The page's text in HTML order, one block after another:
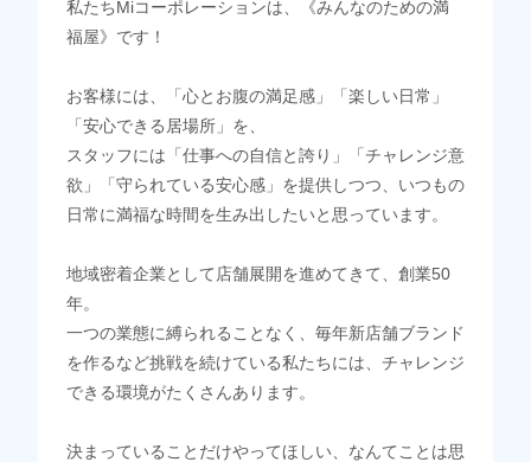
私たちMiコーポレーションは、《みんなのための満
福屋》です！
お客様には、「心とお腹の満足感」「楽しい日常」
「安心できる居場所」を、
スタッフには「仕事への自信と誇り」「チャレンジ意
欲」「守られている安心感」を提供しつつ、いつもの
日常に満福な時間を生み出したいと思っています。
地域密着企業として店舗展開を進めてきて、創業50
年。
一つの業態に縛られることなく、毎年新店舗ブランド
を作るなど挑戦を続けている私たちには、チャレンジ
できる環境がたくさんあります。
決まっていることだけやってほしい、なんてことは思